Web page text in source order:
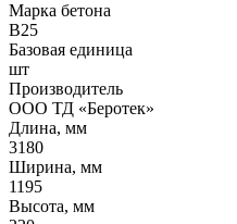
Марка бетона
B25
Базовая единица
шт
Производитель
ООО ТД «Беротек»
Длина, мм
3180
Ширина, мм
1195
Высота, мм